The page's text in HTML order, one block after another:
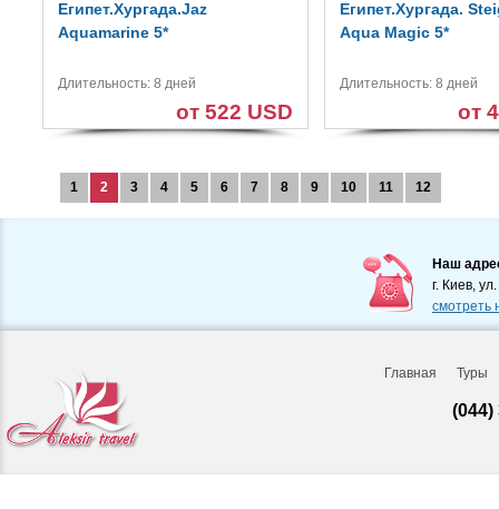
Египет.Хургада.Jaz
Aquamarine 5*
Длительность: 8 дней
от 522 USD
Египет.Хургада.
Aqua Magic 5*
Длительность: 8 дней
от
1 2 3 4 5 6 7 8 9 10 11 12
Наш
г. Киев,
смотреть
Главная Туры
(044)